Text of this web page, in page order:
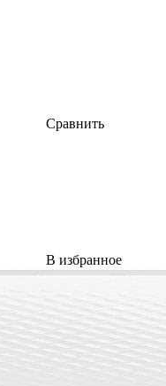
Сравнить
В избранное